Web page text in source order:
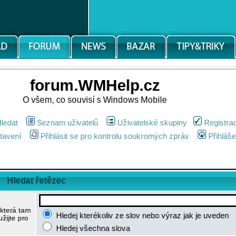
forum.WMHelp.cz
O všem, co souvisí s Windows Mobile
Seznam uživatelů Uživatelské skupiny
Přihlásit se pro kontrolu soukromých zpráv
Hledat řetězec
tam
pro
Hledej kterékoliv ze slov nebo výraz jak je uveden
Hledej všechna slova